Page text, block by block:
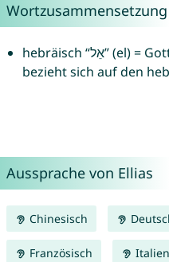
Wortzusammensetzung
hebräisch “אֵל” (el) = Gott * hebräisch “יָה” (yah) =
bezieht sich auf den
Aussprache von Ellias
Chinesisch
Französisch